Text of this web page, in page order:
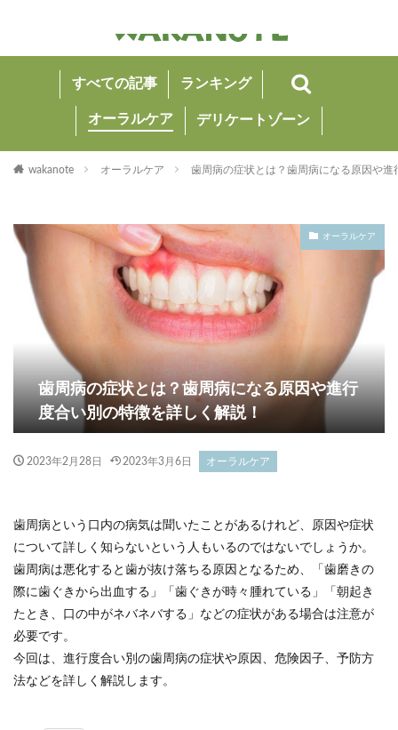
すべての記事 ランキング
オーラルケア デリケートゾーン
wakanote オーラルケア 歯周病の症状とは？歯周病になる原因や
オーラルケア
歯周病の症状とは？歯周病になる原因や進行
度合い別の特徴を詳しく解説！
2023年2月28日 2023年3月6日 オーラルケア
歯周病という口内の病気は聞いたことがあるけれど、原因や症状
について詳しく知らないという人もいるのではないでしょうか。
歯周病は悪化すると歯が抜け落ちる原因となるため、「歯磨きの
際に歯ぐきから出血する」「歯ぐきが時々腫れている」「朝起き
たとき、口の中がネバネバする」などの症状がある場合は注意が
必要です。
今回は、進行度合い別の歯周病の症状や原因、危険因子、予防方
法などを詳しく解説します。